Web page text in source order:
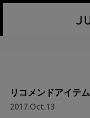
リコメンドアイテ
2017.Oct.13